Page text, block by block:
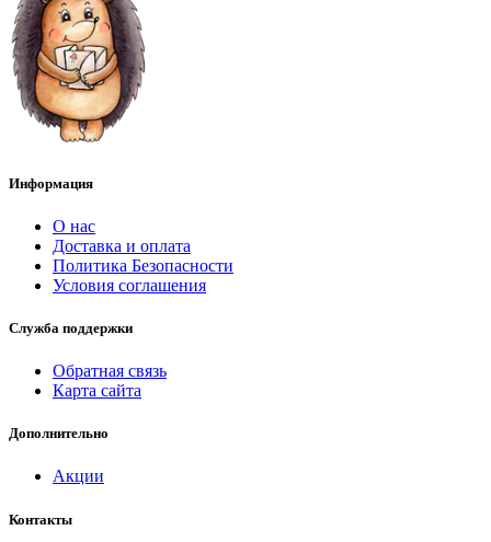
Информация
О нас
Доставка и оплата
Политика Безопасности
Условия соглашения
Служба поддержки
Обратная связь
Карта сайта
Дополнительно
Акции
Контакты